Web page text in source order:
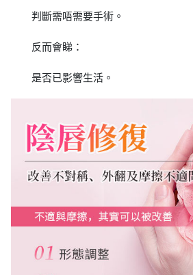
判斷需唔需要手術。
反而會睇：
是否已影響生活。